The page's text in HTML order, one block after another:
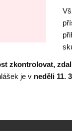
zkontrolovat,
je v neděli 11.